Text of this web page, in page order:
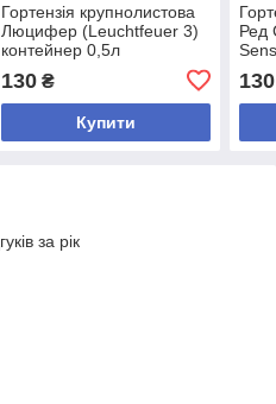
Гортензія крупнолистова
Люцифер (Leuchtfeuer 3)
контейнер 0,5л
130₴
Купити
Ред
130
за рік